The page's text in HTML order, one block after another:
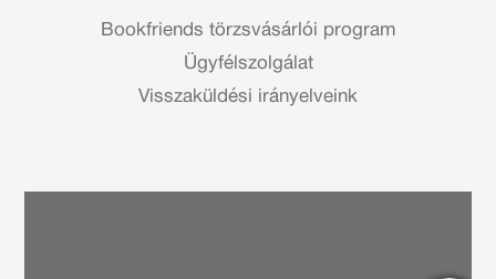
Bookfriends törzsvásárlói program
Ügyfélszolgálat
Visszaküldési irányelveink